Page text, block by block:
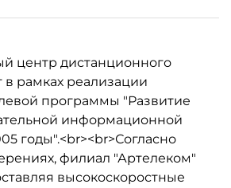
центр дистанционного
в рамках реализации
программы "Развитие
информационной
годы".<br><br>Согласно
филиал "Артелеком"
высокоскоростные